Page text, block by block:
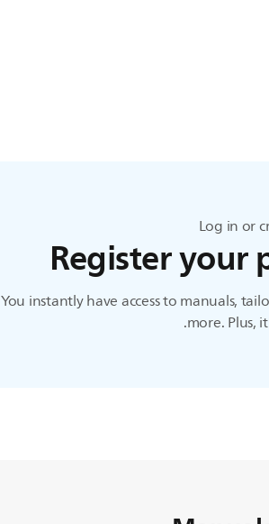
Log in or
Register your
You instantly have access to manuals,
more. Plus,